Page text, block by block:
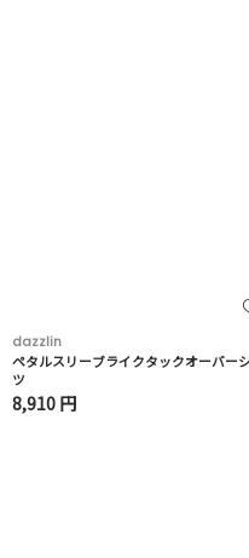
dazzlin
ペタルスリーブライクタックオーバー
ツ
8,910 円